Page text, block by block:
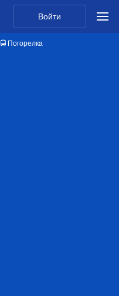
Войти
🚍 Погорелка